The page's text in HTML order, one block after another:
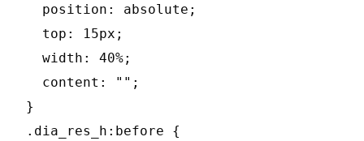
  position: absolute;
  top: 15px;
  width: 40%;
  content: "";
}
.dia_res_h:before {